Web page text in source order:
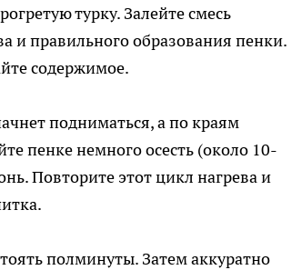
турку. Залейте смесь
и правильного образования пенки.
содержимое.
подниматься, а по краям
пенке немного осесть (около 10-
Повторите этот цикл нагрева и
полминуты. Затем аккуратно